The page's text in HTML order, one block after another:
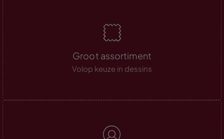
Groot assortiment
Volop keuze in dessins